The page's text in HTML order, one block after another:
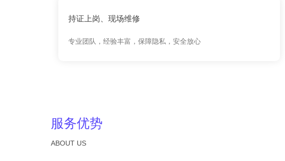
持证上岗、现场维修
专业团队，经验丰富，保障隐私，安全放心
服务优势
ABOUT US